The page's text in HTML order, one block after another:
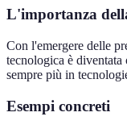
L'importanza
Con l'emergere delle
tecnologica è diventata
sempre più in
Esempi concreti